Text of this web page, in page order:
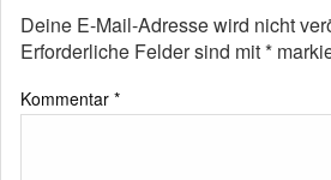
Deine E-Mail-Adresse wird nicht
Erforderliche Felder sind mit*
Kommentar *